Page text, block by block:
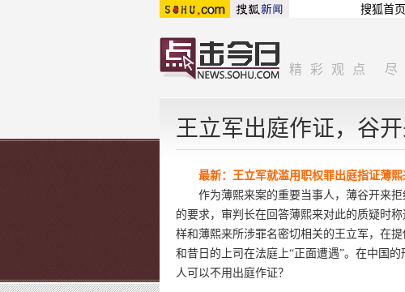
搜狐首页
精彩观点 尽
王立军出庭作证，谷开
最新：王立军就滥用职权罪出庭指证薄熙
作为薄熙来案的重要当事人，薄谷开来
的要求，审判长在回答薄熙来对此的质疑时
样和薄熙来所涉罪名密切相关的王立军，在
和昔日的上司在法庭上“正面遭遇”。在中国
人可以不用出庭作证？